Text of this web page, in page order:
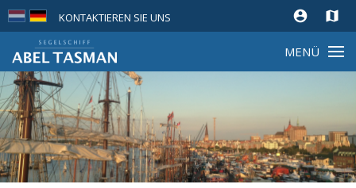
account_circle map
KONTAKTIEREN SIE UNS
MENÜ